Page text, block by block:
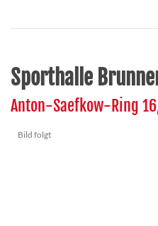
Sporthalle
Anton-Saefkow-Ring
Bild folgt